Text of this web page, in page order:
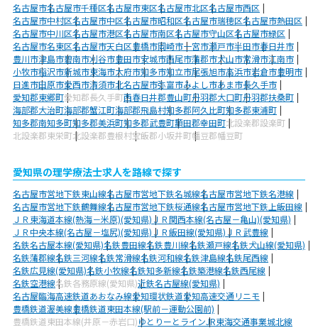
名古屋市名古屋市千種区名古屋市東区名古屋市北区名古屋市西区
名古屋市中村区名古屋市中区名古屋市昭和区名古屋市瑞穂区名古屋市熱田区
名古屋市中川区名古屋市港区名古屋市南区名古屋市守山区名古屋市緑区
名古屋市名東区名古屋市天白区豊橋市岡崎市一宮市瀬戸市半田市春日井市
豊川市津島市碧南市刈谷市豊田市安城市西尾市蒲郡市犬山市常滑市江南市
小牧市稲沢市新城市東海市大府市知多市知立市尾張旭市高浜市岩倉市豊明市
日進市田原市愛西市清須市北名古屋市弥富市みよし市あま市長久手市
愛知郡東郷町愛知郡長久手町西春日井郡豊山町丹羽郡大口町丹羽郡扶桑町
海部郡大治町海部郡蟹江町海部郡飛島村知多郡阿久比町知多郡東浦町
知多郡南知多町知多郡美浜町知多郡武豊町額田郡幸田町北設楽郡設楽町
北設楽郡東栄町北設楽郡豊根村宝飯郡小坂井町幡豆郡幡豆町
愛知県の理学療法士求人を路線で探す
名古屋市営地下鉄東山線名古屋市営地下鉄名城線名古屋市営地下鉄名港線
名古屋市営地下鉄鶴舞線名古屋市営地下鉄桜通線名古屋市営地下鉄上飯田線
ＪＲ東海道本線(熱海－米原)(愛知県)ＪＲ関西本線(名古屋－亀山)(愛知県)
ＪＲ中央本線(名古屋－塩尻)(愛知県)ＪＲ飯田線(愛知県)ＪＲ武豊線
名鉄名古屋本線(愛知県)名鉄豊田線名鉄豊川線名鉄瀬戸線名鉄犬山線(愛知県)
名鉄蒲郡線名鉄三河線名鉄常滑線名鉄河和線名鉄津島線名鉄尾西線
名鉄広見線(愛知県)名鉄小牧線名鉄知多新線名鉄築港線名鉄西尾線
名鉄空港線名鉄各務原線(愛知県)近鉄名古屋線(愛知県)
名古屋臨海高速鉄道あおなみ線愛知環状鉄道愛知高速交通リニモ
豊橋鉄道渥美線豊橋鉄道東田本線(駅前－運動公園前)
豊橋鉄道東田本線(井原－赤岩口)ゆとりーとラインJR東海交通事業城北線